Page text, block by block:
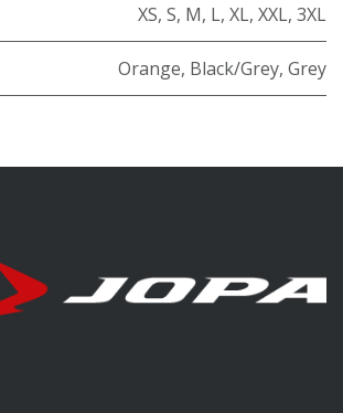
XS, S, M, L, XL, XXL, 3XL
Orange, Black/Grey, Grey